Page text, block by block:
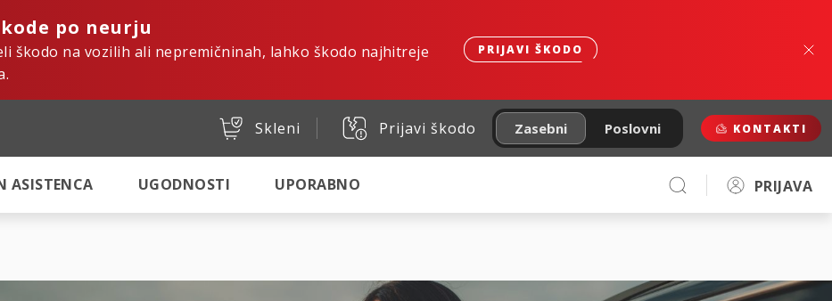
po neurju
škodo na vozilih ali nepremičninah, lahko škodo najhitreje
PRIJAVI ŠKODO
Skleni Prijavi škodo Zasebni Poslovni KONTAKTI
ASISTENCA UGODNOSTI UPORABNO PRIJAVA